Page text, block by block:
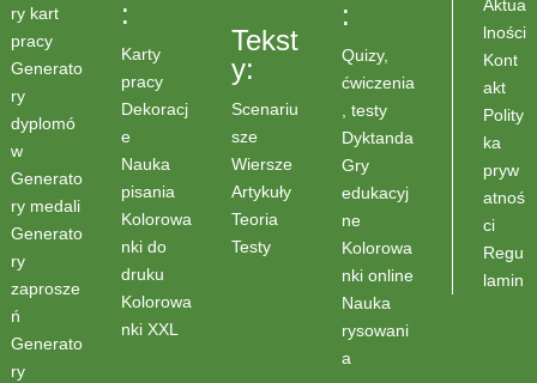
ry kart
pracy
Generato
ry
dyplomó
w
Generato
ry medali
Generato
ry
zaprosze
ń
Generato
ry
:
Karty
pracy
Dekoracj
e
Nauka
pisania
Kolorowa
nki do
druku
Kolorowa
nki XXL
Tekst
y:
Scenariu
sze
Wiersze
Artykuły
Teoria
Testy
:
Quizy,
ćwiczenia
, testy
Dyktanda
Gry
edukacyj
ne
Kolorowa
nki online
Nauka
rysowani
a
Aktua
lności
Kont
akt
Polity
ka
pryw
atnoś
ci
Regu
lamin